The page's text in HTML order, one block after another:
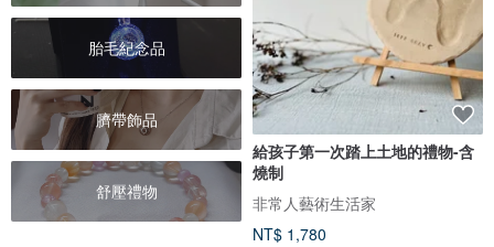
胎毛紀念品
臍帶飾品
舒壓禮物
給孩子第一次踏上土地的禮物-含
燒制
非常人藝術生活家
NT$ 1,780